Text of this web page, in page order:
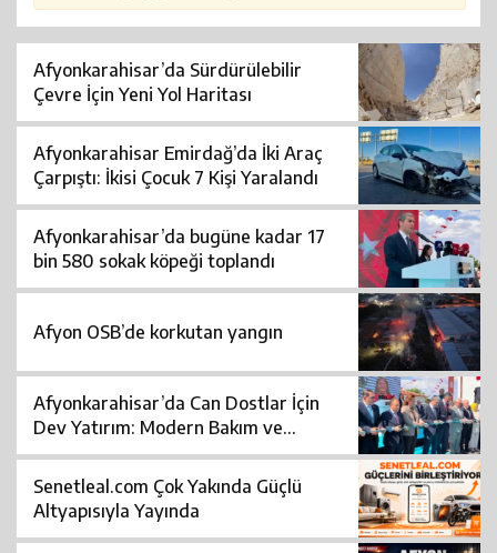
Afyonkarahisar’da Sürdürülebilir
Çevre İçin Yeni Yol Haritası
Afyonkarahisar Emirdağ’da İki Araç
Çarpıştı: İkisi Çocuk 7 Kişi Yaralandı
Afyonkarahisar’da bugüne kadar 17
bin 580 sokak köpeği toplandı
Afyon OSB’de korkutan yangın
Afyonkarahisar’da Can Dostlar İçin
Dev Yatırım: Modern Bakım ve
Rehabilitasyon Merkezi Açıldı
Senetleal.com Çok Yakında Güçlü
Altyapısıyla Yayında